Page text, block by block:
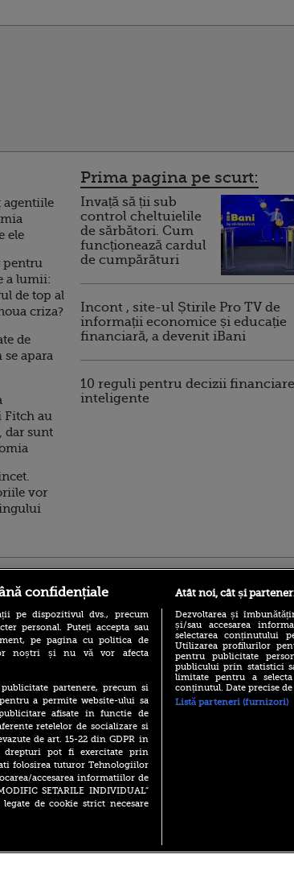
agentiile
ele
pentru
a lumii:
de top al
criza?
de
apara
Fitch au
dar sunt
vor
Prima pagina pe scurt:
Invață să ții sub
control cheltuielile
de sărbători. Cum
funcționează cardul
de cumpărături
Incont , site-ul Știrile Pro TV de
informații economice și educație
financiară, a devenit iBani
10 reguli pentru decizii financiare
inteligente
(P) Descoperă Lumea
Evenimentelor din România
confidențiale
pe dispozitivul dvs., precum
personal. Puteți accepta sau
pe pagina cu politica de
noștri și nu vă vor afecta
partenere, precum si
a permite website-ului sa
afisate in functie de
retelelor de socializare si
de art. 15-22 din GDPR in
drepturi pot fi exercitate prin
folosirea tuturor Tehnologiilor
accesarea informatiilor de
SETARILE INDIVIDUAL”
de cookie strict necesare
Atât noi, cât și
Dezvoltarea și
și/sau accesarea
selectarea conținutului
Utilizarea profilurilor
pentru publicitate
publicului prin statistici
limitate pentru a
conținutul. Date precise
Listă parteneri (furnizori)